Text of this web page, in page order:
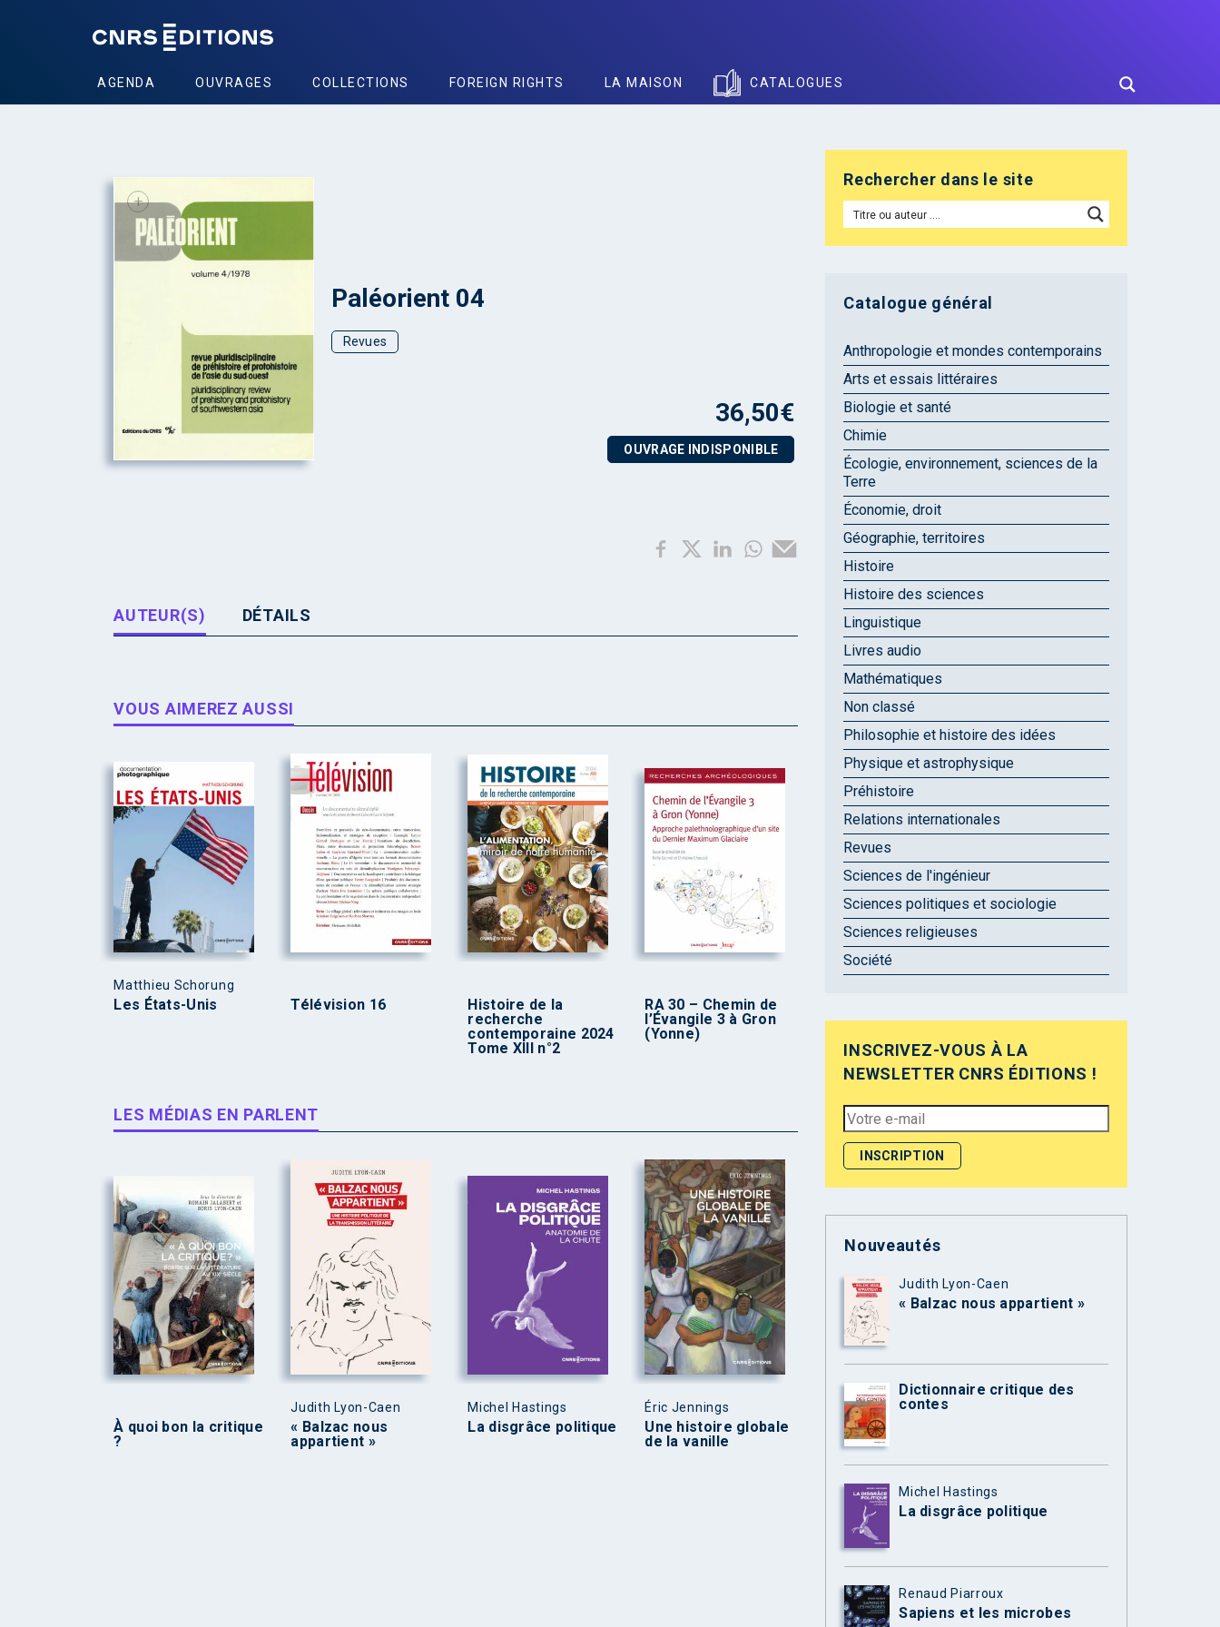
AGENDA OUVRAGES COLLECTIONS FOREIGN RIGHTS LA MAISON CATALOGUES
+
Paléorient 04
Revues
36,50€
OUVRAGE INDISPONIBLE
AUTEUR(S) DÉTAILS
VOUS AIMEREZ AUSSI
Matthieu Schorung
Les États-Unis Télévision 16
Histoire de la
recherche
contemporaine 2024
Tome XIII n°2
RA 30 – Chemin de
l’Évangile 3 à Gron
(Yonne)
LES MÉDIAS EN PARLENT
À quoi bon la critique
?
Judith Lyon-Caen
« Balzac nous
appartient »
Michel Hastings
La disgrâce politique
Éric Jennings
Une histoire globale
de la vanille
Rechercher dans le site
Catalogue général
Anthropologie et mondes contemporains
Arts et essais littéraires
Biologie et santé
Chimie
Écologie, environnement, sciences de la
Terre
Économie, droit
Géographie, territoires
Histoire
Histoire des sciences
Linguistique
Livres audio
Mathématiques
Non classé
Philosophie et histoire des idées
Physique et astrophysique
Préhistoire
Relations internationales
Revues
Sciences de l'ingénieur
Sciences politiques et sociologie
Sciences religieuses
Société
INSCRIVEZ-VOUS À LA
NEWSLETTER CNRS ÉDITIONS !
Nouveautés
Judith Lyon-Caen
« Balzac nous appartient »
Dictionnaire critique des
contes
Michel Hastings
La disgrâce politique
Renaud Piarroux
Sapiens et les microbes